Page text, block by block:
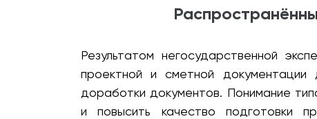
Результатом негосударственной
проектной и сметной
доработки документов. Понимание
и повысить качество подготовки